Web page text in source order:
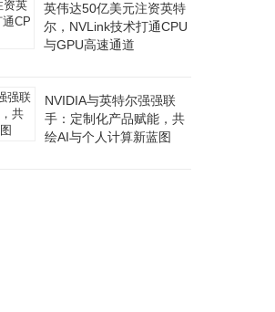
英伟达50亿美元注资英特
尔，NVLink技术打通CPU
与GPU高速通道
NVIDIA与英特尔强强联
手：定制化产品赋能，共
绘AI与个人计算新蓝图